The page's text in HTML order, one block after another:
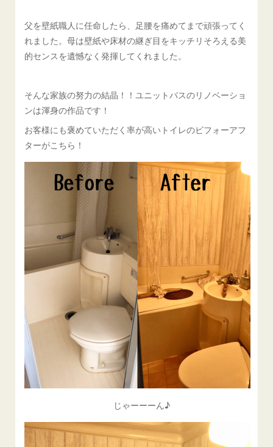
父を壁紙職人に任命したら、足腰を痛めてまで頑張ってく
れました。母は壁紙や床材の継ぎ目をキッチリそろえる美
的センスを遺憾なく発揮してくれました。
そんな家族の努力の結晶！！ユニットバスのリノベーショ
ンは渾身の作品です！
お客様にも褒めていただく率が高いトイレのビフォーアフ
ターがこちら！
じゃーーーん♪